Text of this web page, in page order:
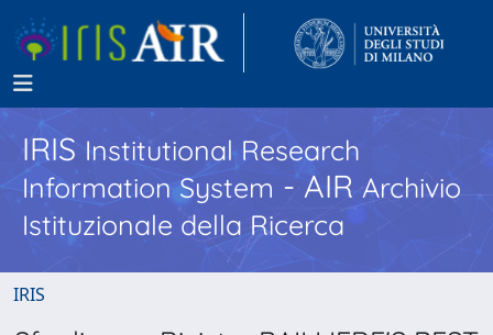
IRISInstitutional Research
Information System - AIR Archivio
Istituzionale della Ricerca
IRIS